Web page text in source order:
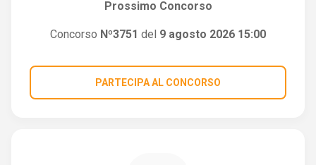
Prossimo Concorso
Concorso Nº3751 del 9 agosto 2026 15:00
PARTECIPA AL CONCORSO